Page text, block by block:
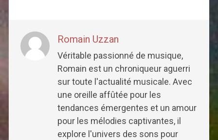
Romain Uzzan
Véritable passionné de musique,
Romain est un chroniqueur aguerri
sur toute l'actualité musicale. Avec
une oreille affûtée pour les
tendances émergentes et un amour
pour les mélodies captivantes, il
explore l'univers des sons pour